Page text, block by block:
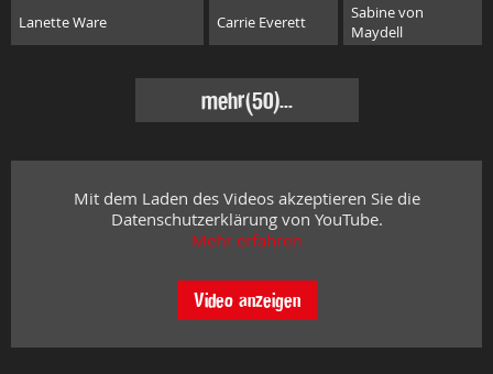
Lanette Ware Carrie Everett
Sabine von
Maydell
mehr(50)...
Mit dem Laden des Videos akzeptieren Sie die
Datenschutzerklärung von YouTube.
Mehr erfahren
Video anzeigen